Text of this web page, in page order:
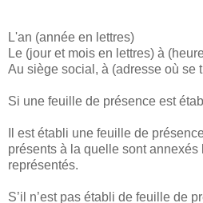
L'an (année en lettres)
Le (jour et mois en lettres) à
Au siège social, à (adresse où se
Si une feuille de présence est
Il est établi une feuille de
présents à la quelle sont
représentés.
S’il n’est pas établi de feuille de